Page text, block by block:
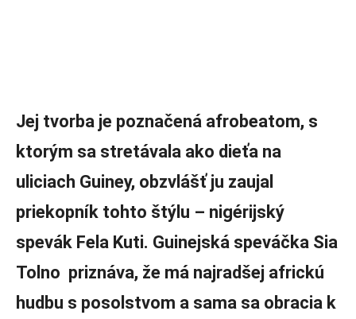
Jej tvorba je poznačená afrobeatom, s
ktorým sa stretávala ako dieťa na
uliciach Guiney, obzvlášť ju zaujal
priekopník tohto štýlu – nigérijský
spevák Fela Kuti. Guinejská speváčka Sia
Tolno priznáva, že má najradšej africkú
hudbu s posolstvom a sama sa obracia k